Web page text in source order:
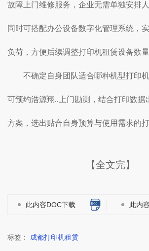
故障上门维修服务，企业无需单独安排
同时可搭配办公设备数字化管理系统，
负荷，方便后续调整打印机租赁设备数量
不确定自身团队适合哪种机型打印
可预约浩源翔..上门勘测，结合打印数据
方案，选出贴合自身预算与使用需求的
【全文完】
此内容DOC下载 此内
标签： 成都打印机租赁